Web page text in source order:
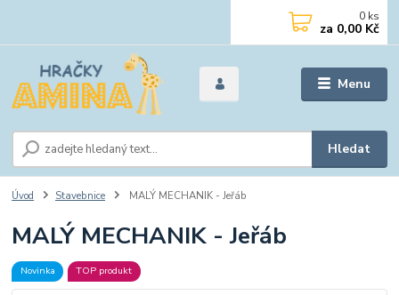
Menu
Hledat
0 ks
za 0,00 Kč
Úvod Stavebnice MALÝ MECHANIK - Jeřáb
MALÝ MECHANIK - Jeřáb
Novinka TOP produkt